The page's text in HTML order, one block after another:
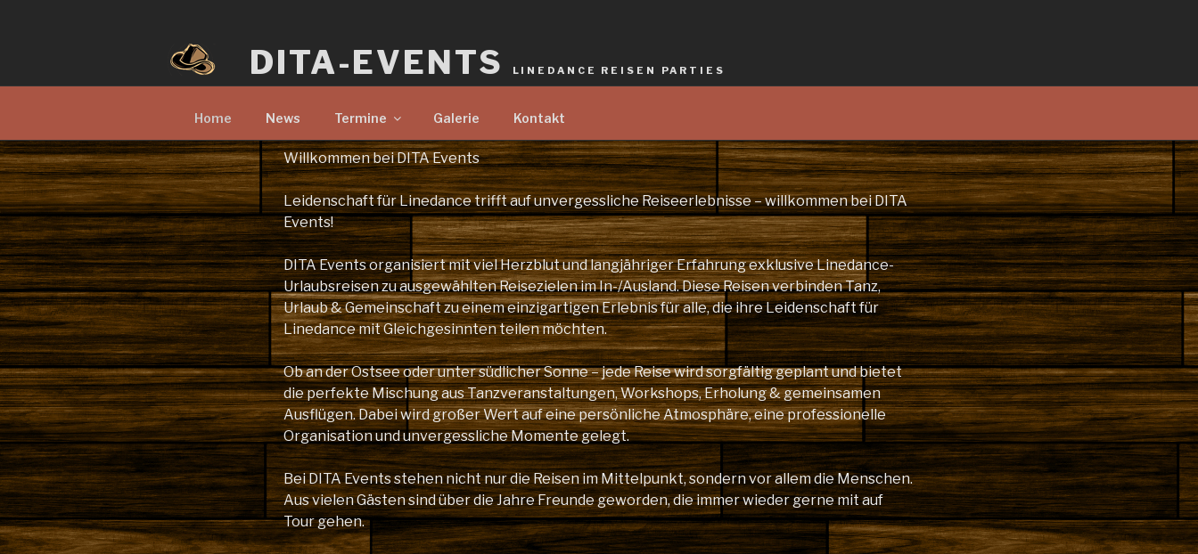
DITA-EVENTS LINEDANCE REISEN PARTIES
Home News Termine Galerie Kontakt
Willkommen bei DITA Events
Leidenschaft für Linedance trifft auf unvergessliche Reiseerlebnisse – willkommen bei DITA
Events!
DITA Events organisiert mit viel Herzblut und langjähriger Erfahrung exklusive Linedance-
Urlaubsreisen zu ausgewählten Reisezielen im In-/Ausland. Diese Reisen verbinden Tanz,
Urlaub & Gemeinschaft zu einem einzigartigen Erlebnis für alle, die ihre Leidenschaft für
Linedance mit Gleichgesinnten teilen möchten.
Ob an der Ostsee oder unter südlicher Sonne – jede Reise wird sorgfältig geplant und bietet
die perfekte Mischung aus Tanzveranstaltungen, Workshops, Erholung & gemeinsamen
Ausflügen. Dabei wird großer Wert auf eine persönliche Atmosphäre, eine professionelle
Organisation und unvergessliche Momente gelegt.
Bei DITA Events stehen nicht nur die Reisen im Mittelpunkt, sondern vor allem die Menschen.
Aus vielen Gästen sind über die Jahre Freunde geworden, die immer wieder gerne mit auf
Tour gehen.